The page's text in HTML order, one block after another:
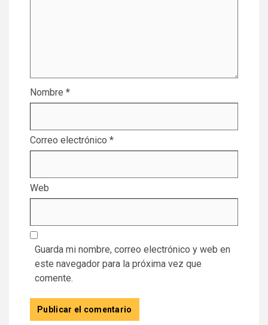
Nombre *
Correo electrónico *
Web
Guarda mi nombre, correo electrónico y web en
este navegador para la próxima vez que
comente.